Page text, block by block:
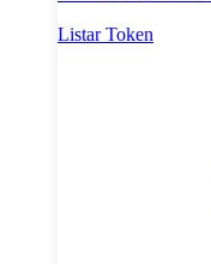
Listar Token